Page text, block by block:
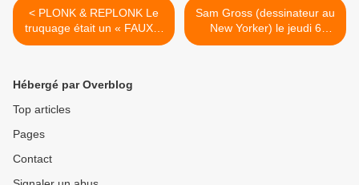
< PLONK & REPLONK Le
truquage était un « FAUX »
: exposition à Morges
Sam Gross (dessinateur au
New Yorker) le jeudi 6
novembre 2014 à Paris >
Hébergé par Overblog
Top articles
Pages
Contact